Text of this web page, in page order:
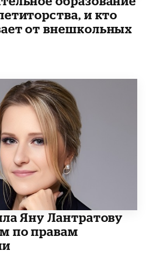
и кто
от внешкольных
Яну Лантратову
по правам